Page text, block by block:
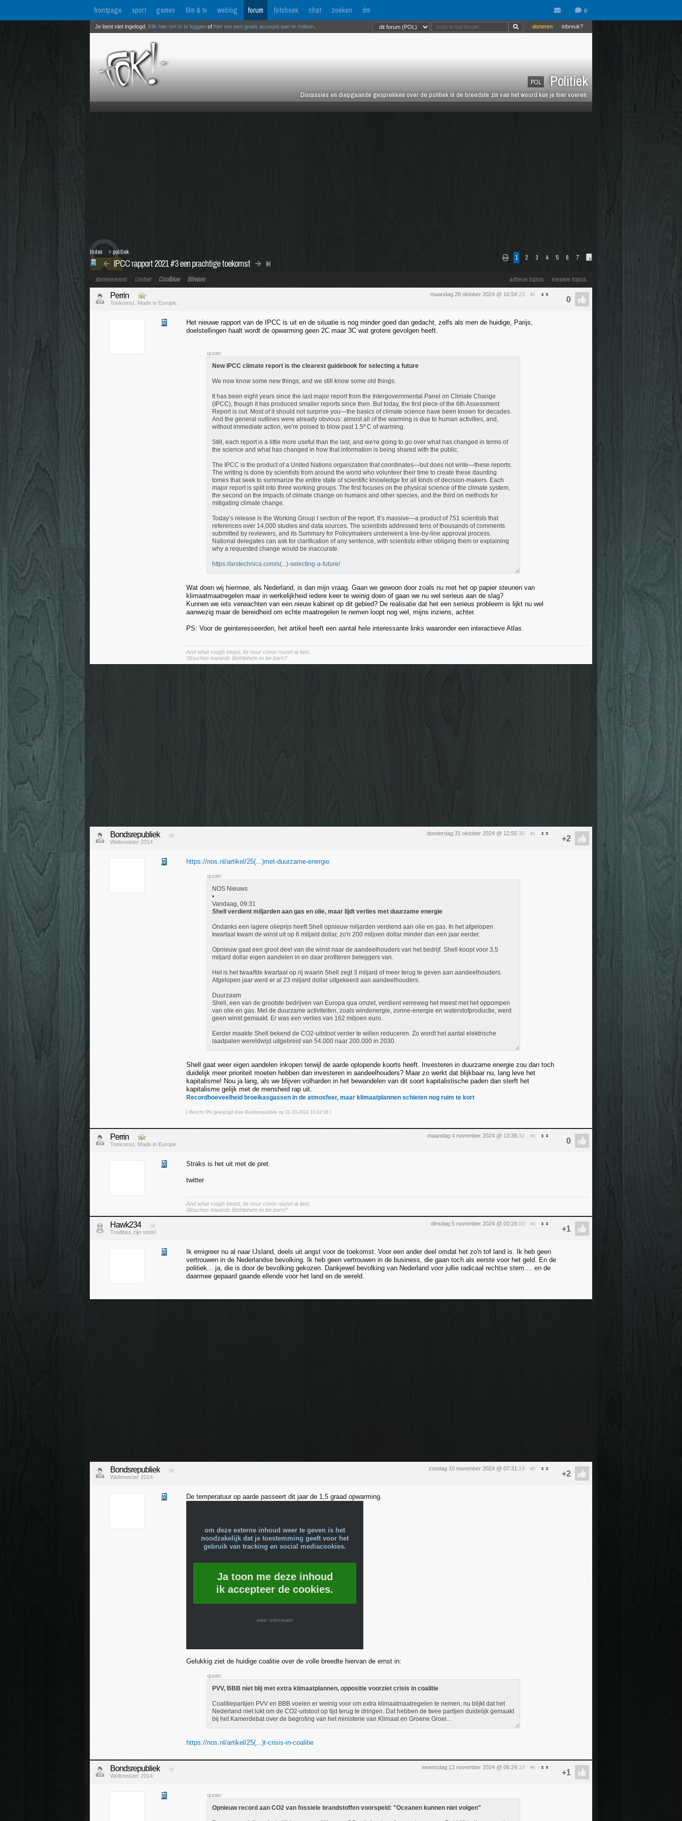
frontpage sport games film & tv weblog forum fotoboek chat zoeken dm
POL Politiek
Discussies en diepgaande gesprekken over de politiek in de breedste zin van het woord kun je hier voeren.
inbreuk?
doneren
Je bent niet ingelogd. Klik hier om in te loggen of hier om een gratis account aan te maken
1 2 3 4 5 6 7
IPCC rapport 2021 #3 een prachtige toekomst
Index » politiek
actieve topics nieuwe topics
abonnement Unibet Coolblue Bitvavo
maandag 28 oktober 2024 @ 16:54:23 #1
Perrin
Toekomst. Made in Europe.
Het nieuwe rapport van de IPCC is uit en de situatie is nog minder goed dan gedacht, zelfs als men de huidige, Parijs,
doelstellingen haalt wordt de opwarming geen 2C maar 3C wat grotere gevolgen heeft.
quote:
New IPCC climate report is the clearest guidebook for selecting a future
We now know some new things, and we still know some old things.
It has been eight years since the last major report from the Intergovernmental Panel on Climate Change
(IPCC), though it has produced smaller reports since then. But today, the first piece of the 6th Assessment
Report is out. Most of it should not surprise you—the basics of climate science have been known for decades.
And the general outlines were already obvious: almost all of the warming is due to human activities, and,
without immediate action, we're poised to blow past 1.5º C of warming.
Still, each report is a little more useful than the last, and we're going to go over what has changed in terms of
the science and what has changed in how that information is being shared with the public.
The IPCC is the product of a United Nations organization that coordinates—but does not write—these reports.
The writing is done by scientists from around the world who volunteer their time to create these daunting
tomes that seek to summarize the entire state of scientific knowledge for all kinds of decision-makers. Each
major report is split into three working groups. The first focuses on the physical science of the climate system,
the second on the impacts of climate change on humans and other species, and the third on methods for
mitigating climate change.
Today’s release is the Working Group I section of the report. It’s massive—a product of 751 scientists that
references over 14,000 studies and data sources. The scientists addressed tens of thousands of comments
submitted by reviewers, and its Summary for Policymakers underwent a line-by-line approval process.
National delegates can ask for clarification of any sentence, with scientists either obliging them or explaining
why a requested change would be inaccurate.
https://arstechnica.com/s(...)-selecting-a-future/
Wat doen wij hiermee, als Nederland, is dan mijn vraag. Gaan we gewoon door zoals nu met het op papier steunen van
klimaatmaatregelen maar in werkelijkheid iedere keer te weinig doen of gaan we nu wel serieus aan de slag?
Kunnen we iets verwachten van een nieuw kabinet op dit gebied? De realisatie dat het een serieus probleem is lijkt nu wel
aanwezig maar de bereidheid om echte maatregelen te nemen loopt nog wel, mijns inziens, achter.
PS: Voor de geinteresseerden, het artikel heeft een aantal hele interessante links waaronder een interactieve Atlas
And what rough beast, its hour come round at last,
Slouches towards Bethlehem to be born?
donderdag 31 oktober 2024 @ 12:55:30 #2
Bondsrepubliek
Weltmeister 2014
https://nos.nl/artikel/25(...)met-duurzame-energie
quote:
NOS Nieuws
•
Vandaag, 09:31
Shell verdient miljarden aan gas en olie, maar lijdt verlies met duurzame energie
Ondanks een lagere olieprijs heeft Shell opnieuw miljarden verdiend aan olie en gas. In het afgelopen
kwartaal kwam de winst uit op 6 miljard dollar, zo'n 200 miljoen dollar minder dan een jaar eerder.
Opnieuw gaat een groot deel van die winst naar de aandeelhouders van het bedrijf. Shell koopt voor 3,5
miljard dollar eigen aandelen in en daar profiteren beleggers van.
Het is het twaalfde kwartaal op rij waarin Shell zegt 3 miljard of meer terug te geven aan aandeelhouders.
Afgelopen jaar werd er al 23 miljard dollar uitgekeerd aan aandeelhouders.
Duurzaam
Shell, een van de grootste bedrijven van Europa qua omzet, verdient verreweg het meest met het oppompen
van olie en gas. Met de duurzame activiteiten, zoals windenergie, zonne-energie en waterstofproductie, werd
geen winst gemaakt. Er was een verlies van 162 miljoen euro.
Eerder maakte Shell bekend de CO2-uitstoot verder te willen reduceren. Zo wordt het aantal elektrische
laadpalen wereldwijd uitgebreid van 54.000 naar 200.000 in 2030.
Shell gaat weer eigen aandelen inkopen terwijl de aarde oplopende koorts heeft. Investeren in duurzame energie zou dan toch
duidelijk meer prioriteit moeten hebben dan investeren in aandeelhouders? Maar zo werkt dat blijkbaar nu, lang leve het
kapitalisme! Nou ja lang, als we blijven volharden in het bewandelen van dit soort kapitalistische paden dan sterft het
kapitalisme gelijk met de mensheid rap uit.
Recordhoeveelheid broeikasgassen in de atmosfeer, maar klimaatplannen schieten nog ruim te kort
[ Bericht 0% gewijzigd door Bondsrepubliek op 31-10-2024 13:02:16 ]
maandag 4 november 2024 @ 13:38:32 #3
Perrin
Toekomst. Made in Europe.
Straks is het uit met de pret.
twitter
And what rough beast, its hour come round at last,
Slouches towards Bethlehem to be born?
dinsdag 5 november 2024 @ 00:28:00 #4
Hawk234
Tradities zijn stom!
Ik emigreer nu al naar IJsland, deels uit angst voor de toekomst. Voor een ander deel omdat het zo'n tof land is. Ik heb geen
vertrouwen in de Nederlandse bevolking. Ik heb geen vertrouwen in de business, die gaan toch als eerste voor het geld. En de
politiek... ja, die is door de bevolking gekozen. Dankjewel bevolking van Nederland voor jullie radicaal rechtse stem.... en de
daarmee gepaard gaande ellende voor het land en de wereld.
zondag 10 november 2024 @ 07:31 :19 #5
Bondsrepubliek
Weltmeister 2014
De temperatuur op aarde passeert dit jaar de 1,5 graad opwarming.
om deze externe inhoud weer te geven is het
noodzakelijk dat je toestemming geeft voor het
gebruik van tracking en social mediacookies.
Ja toon me deze inhoud
ik accepteer de cookies.
meer informatie
Gelukkig ziet de huidige coalitie over de volle breedte hiervan de ernst in:
quote:
PVV, BBB niet blij met extra klimaatplannen, oppositie voorziet crisis in coalitie
Coalitiepartijen PVV en BBB voelen er weinig voor om extra klimaatmaatregelen te nemen, nu blijkt dat het
Nederland niet lukt om de CO2-uitstoot op tijd terug te dringen. Dat hebben de twee partijen duidelijk gemaakt
bij het Kamerdebat over de begroting van het ministerie van Klimaat en Groene Groei...
https://nos.nl/artikel/25(...)t-crisis-in-coalitie
woensdag 13 november 2024 @ 06:24:10 #6
Bondsrepubliek
Weltmeister 2014
quote:
Opnieuw record aan CO2 van fossiele brandstoffen voorspeld: "Oceanen kunnen niet volgen"